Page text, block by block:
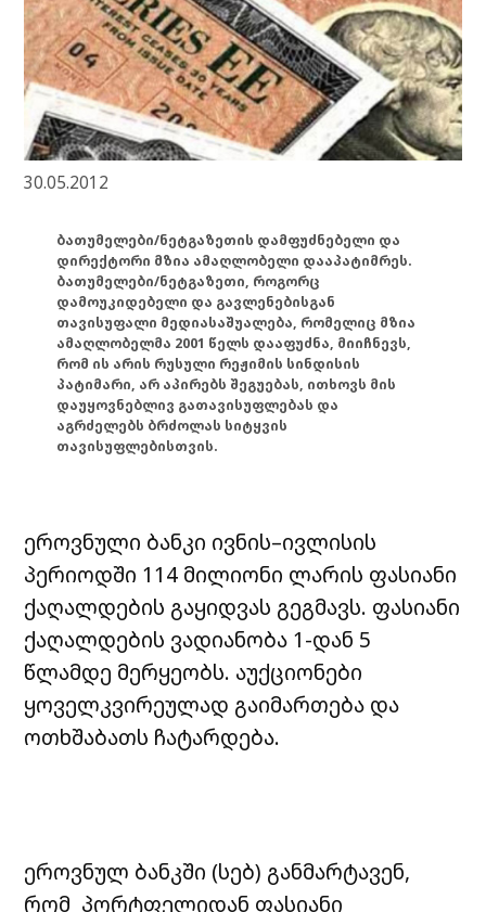
30.05.2012
ბათუმელები/ნეტგაზეთის დამფუძნებელი და
დირექტორი მზია ამაღლობელი დააპატიმრეს.
ბათუმელები/ნეტგაზეთი, როგორც
დამოუკიდებელი და გავლენებისგან
თავისუფალი მედიასაშუალება, რომელიც მზია
ამაღლობელმა 2001 წელს დააფუძნა, მიიჩნევს,
რომ ის არის რუსული რეჟიმის სინდისის
პატიმარი, არ აპირებს შეგუებას, ითხოვს მის
დაუყოვნებლივ გათავისუფლებას და
აგრძელებს ბრძოლას სიტყვის
თავისუფლებისთვის.
ეროვნული ბანკი ივნის–ივლისის
პერიოდში 114 მილიონი ლარის ფასიანი
ქაღალდების გაყიდვას გეგმავს. ფასიანი
ქაღალდების ვადიანობა 1-დან 5
წლამდე მერყეობს. აუქციონები
ყოველკვირეულად გაიმართება და
ოთხშაბათს ჩატარდება.
ეროვნულ ბანკში (სებ) განმარტავენ,
რომ პორტფელიდან ფასიანი